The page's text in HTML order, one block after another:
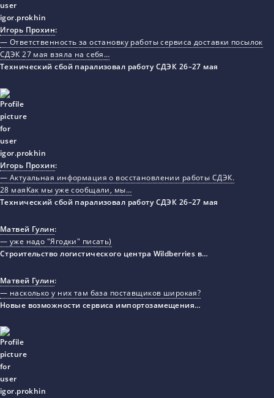
Игорь Прохин:
— Ответственность за остановку работы сервиса доставки посылок
СДЭК 27 мая взяла на себя…
Технический сбой парализовал работу СДЭК 26–27 мая
Игорь Прохин:
— Актуальная информация о восстановлении работы СДЭК.
28 маяКак мы уже сообщали, мы…
Технический сбой парализовал работу СДЭК 26–27 мая
Матвей Гулин:
— уже надо "Ягодки" писать)
Строительство логистического центра Wildberries в…
Матвей Гулин:
— насколько у них там база поставщиков широкая?
Новые возможности сервиса импортозамещения…